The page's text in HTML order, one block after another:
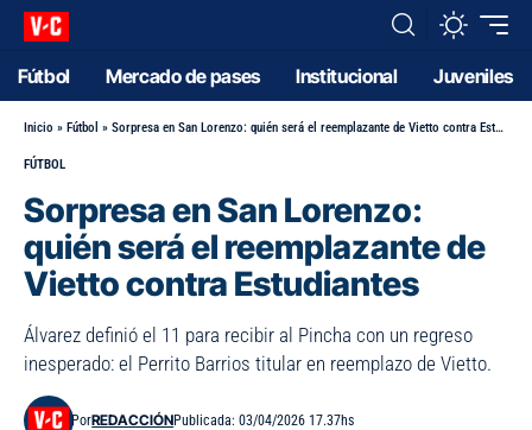
Fútbol Mercado de pases Institucional Juveniles
Inicio » Fútbol » Sorpresa en San Lorenzo: quién será el reemplazante de Vietto contra Estudiantes
FÚTBOL
Sorpresa en San Lorenzo:
quién será el reemplazante de
Vietto contra Estudiantes
Álvarez definió el 11 para recibir al Pincha con un regreso
inesperado: el Perrito Barrios titular en reemplazo de Vietto.
PorREDACCIÓNPublicada: 03/04/2026 17.37hs